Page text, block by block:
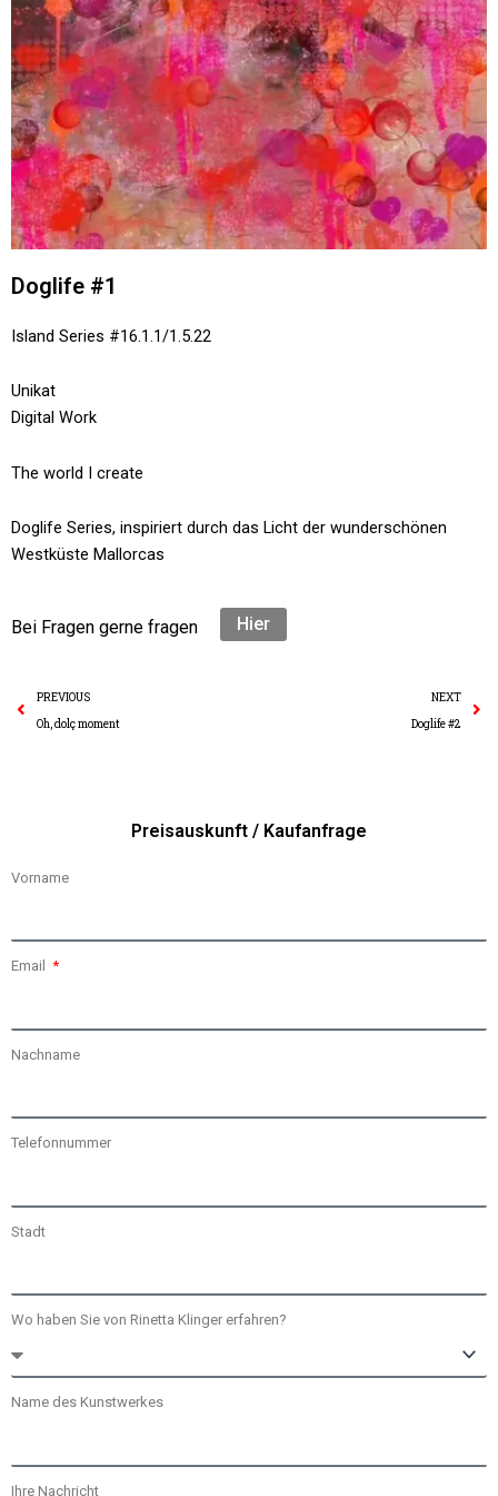
Doglife #1
Island Series #16.1.1/1.5.22
Unikat
Digital Work
The world I create
Doglife Series, inspiriert durch das Licht der wunderschönen
Westküste Mallorcas
Bei Fragen gerne fragen Hier
PREVIOUS
Oh, dolç moment
NEXT
Doglife #2
Preisauskunft / Kaufanfrage
Vorname
Email
Nachname
Telefonnummer
Stadt
Wo haben Sie von Rinetta Klinger erfahren?
Name des Kunstwerkes
Ihre Nachricht